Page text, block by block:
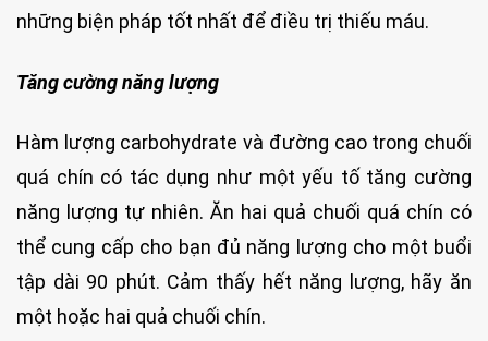
những biện pháp tốt nhất để điều trị thiếu máu.
Tăng cường năng lượng
Hàm lượng carbohydrate và đường cao trong chuối
quá chín có tác dụng như một yếu tố tăng cường
năng lượng tự nhiên. Ăn hai quả chuối quá chín có
thể cung cấp cho bạn đủ năng lượng cho một buổi
tập dài 90 phút. Cảm thấy hết năng lượng, hãy ăn
một hoặc hai quả chuối chín.